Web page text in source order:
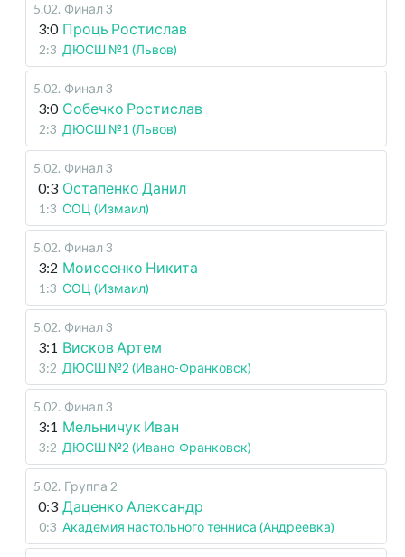
5.02. Финал 3
3:0 Проць Ростислав
2:3 ДЮСШ №1 (Львов)
5.02. Финал 3
3:0 Собечко Ростислав
2:3 ДЮСШ №1 (Львов)
5.02. Финал 3
0:3 Остапенко Данил
1:3 СОЦ (Измаил)
5.02. Финал 3
3:2 Моисеенко Никита
1:3 СОЦ (Измаил)
5.02. Финал 3
3:1 Висков Артем
3:2 ДЮСШ №2 (Ивано-Франковск)
5.02. Финал 3
3:1 Мельничук Иван
3:2 ДЮСШ №2 (Ивано-Франковск)
5.02. Группа 2
0:3 Даценко Александр
0:3 Академия настольного тенниса (Андреевка)